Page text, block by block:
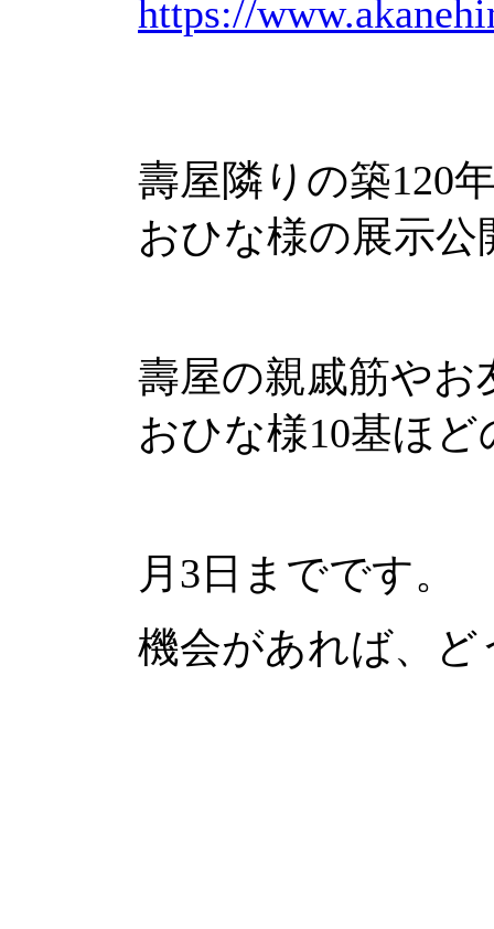
https://
壽屋隣りの築120
おひな様の展示
壽屋の親戚筋や
おひな様10基ほ
月3日までです。
機会があれば、